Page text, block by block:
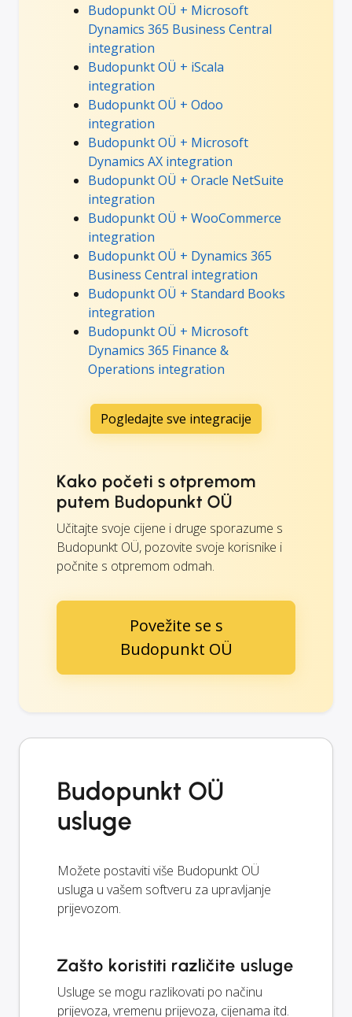
Budopunkt OÜ + Microsoft
Dynamics 365 Business Central
integration
Budopunkt OÜ + iScala
integration
Budopunkt OÜ + Odoo
integration
Budopunkt OÜ + Microsoft
Dynamics AX integration
Budopunkt OÜ + Oracle NetSuite
integration
Budopunkt OÜ + WooCommerce
integration
Budopunkt OÜ + Dynamics 365
Business Central integration
Budopunkt OÜ + Standard Books
integration
Budopunkt OÜ + Microsoft
Dynamics 365 Finance &
Operations integration
Pogledajte sve integracije
Kako početi s otpremom
putem Budopunkt OÜ
Učitajte svoje cijene i druge sporazume s
Budopunkt OÜ, pozovite svoje korisnike i
počnite s otpremom odmah.
Povežite se s
Budopunkt OÜ
Budopunkt OÜ
usluge
Možete postaviti više Budopunkt OÜ
usluga u vašem softveru za upravljanje
prijevozom.
Zašto koristiti različite usluge
Usluge se mogu razlikovati po načinu
prijevoza, vremenu prijevoza, cijenama itd.